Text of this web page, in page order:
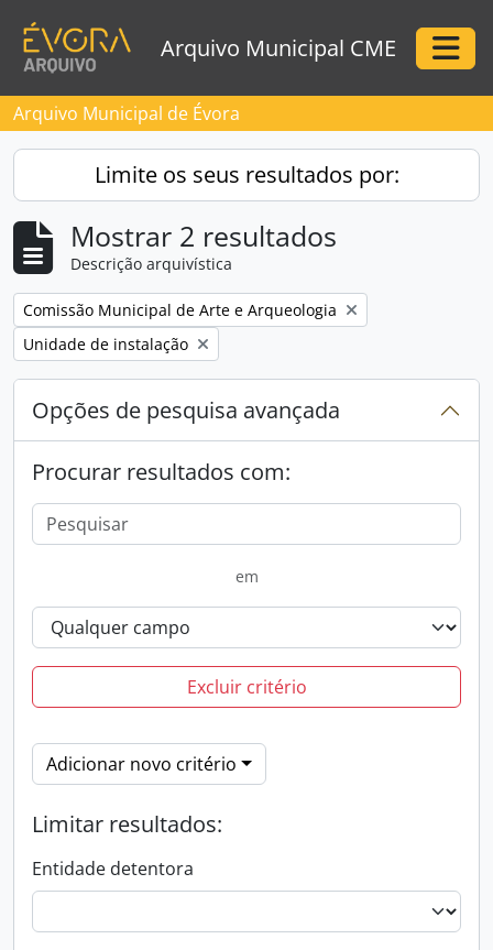
Arquivo Municipal CME
Arquivo Municipal de Évora
Limite os seus resultados por:
Mostrar 2 resultados
Descrição arquivística
Remove filter:
Comissão Municipal de Arte e Arqueologia
Remove filter:
Unidade de instalação
Opções de pesquisa avançada
Procurar resultados com:
em
Excluir critério
Adicionar novo critério
Limitar resultados:
Entidade detentora